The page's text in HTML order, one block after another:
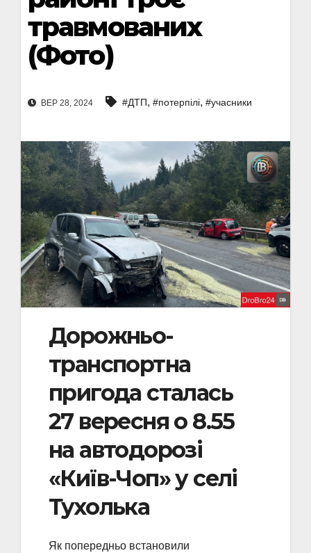
травмованих
(Фото)
ВЕР 28, 2024 #ДТП, #потерпілі, #учасники
Дорожньо-
транспортна
пригода сталась
27 вересня о 8.55
на автодорозі
«Київ-Чоп» у селі
Тухолька
Як попередньо встановили